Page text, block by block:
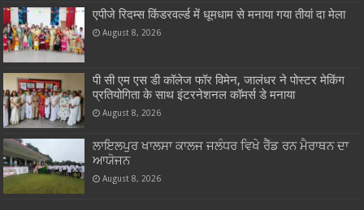
एपीजे रिदम्स किंडरवर्ल्ड में धूमधाम से मनाया गया तीयां दा मेला
August 8, 2026
पी सी एम एस डी कॉलेज फॉर विमेन, जालंधर ने पोस्टर मेकिंग
प्रतियोगिता के साथ इंटरनेशनल कॉमर्स डे मनाया
August 8, 2026
ਲਾਇਲਪੁਰ ਖਾਲਸਾ ਕਾਲਜ ਜਲੰਧਰ ਵਿਖੇ ਰੈੱਡ ਰਨ ਮੈਰਾਥਨ ਦਾ
ਆਯੋਜਨ
August 8, 2026